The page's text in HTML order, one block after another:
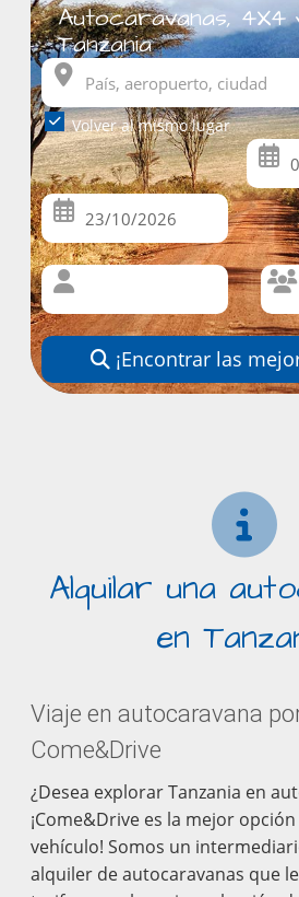
Autocaravanas,
Tanzania
Volver al mismo lugar
¡Encontrar las
Alquilar una
en
Viaje en autocaravana
Come&Drive
¿Desea explorar Tanzania en
¡Come&Drive es la mejor
vehículo! Somos un
alquiler de autocaravanas que